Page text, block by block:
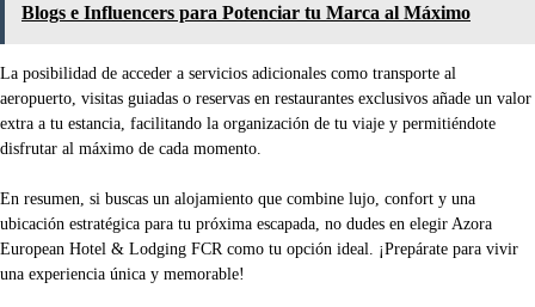
Blogs e Influencers para Potenciar tu Marca al Máximo
La posibilidad de acceder a servicios adicionales como transporte al
aeropuerto, visitas guiadas o reservas en restaurantes exclusivos añade un valor
extra a tu estancia, facilitando la organización de tu viaje y permitiéndote
disfrutar al máximo de cada momento.
En resumen, si buscas un alojamiento que combine lujo, confort y una
ubicación estratégica para tu próxima escapada, no dudes en elegir Azora
European Hotel & Lodging FCR como tu opción ideal. ¡Prepárate para vivir
una experiencia única y memorable!